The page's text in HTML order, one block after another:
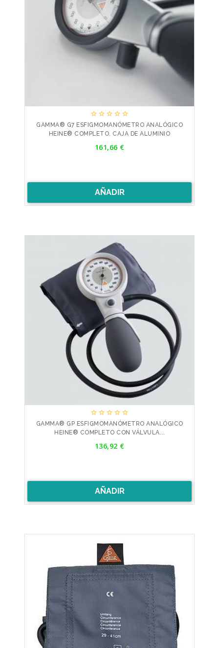
    
GAMMA® G7 ESFIGMOMANÓMETRO ANALÓGICO
HEINE® COMPLETO. CAJA DE ALUMINIO
161,66 €
AÑADIR
    
GAMMA® GP ESFIGMOMANÓMETRO ANALÓGICO
HEINE® COMPLETO CON VÁLVULA...
136,92 €
AÑADIR